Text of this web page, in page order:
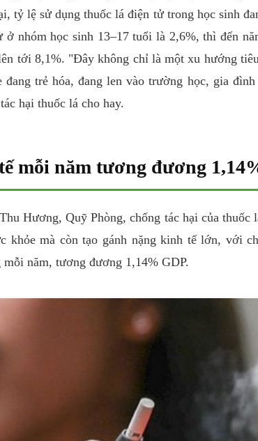
tỷ lệ sử dụng thuốc lá điện tử trong học sinh
ở nhóm học sinh 13–17 tuổi là 2,6%, thì đến
tới 8,1%. "Đây không chỉ là một xu hướng
đang trẻ hóa, đang len vào trường học, gia
hại thuốc lá cho hay.
mỗi năm tương đương
Hương, Quỹ Phòng, chống tác hại của
khỏe mà còn tạo gánh nặng kinh tế lớn, với
năm, tương đương 1,14% GDP.